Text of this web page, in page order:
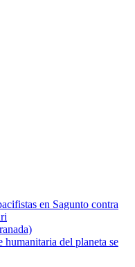
en Sagunto contra
del planeta se